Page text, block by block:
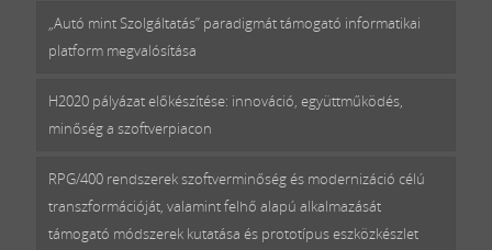
„Autó mint Szolgáltatás” paradigmát támogató informatikai
platform megvalósítása
H2020 pályázat előkészítése: innováció, együttműködés,
minőség a szoftverpiacon
RPG/400 rendszerek szoftverminőség és modernizáció célú
transzformációját, valamint felhő alapú alkalmazását
támogató módszerek kutatása és prototípus eszközkészlet